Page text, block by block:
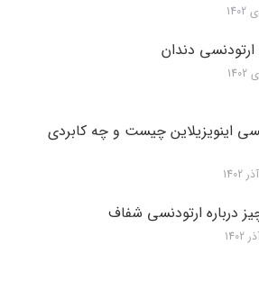
ارتودنسی دندان
اینویزیلاین چیست و چه کابردی
درباره ارتودنسی شفاف